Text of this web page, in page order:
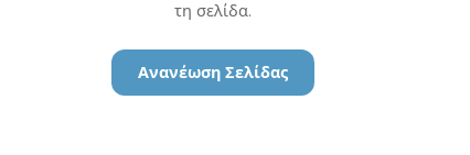
τη σελίδα.
Ανανέωση Σελίδας